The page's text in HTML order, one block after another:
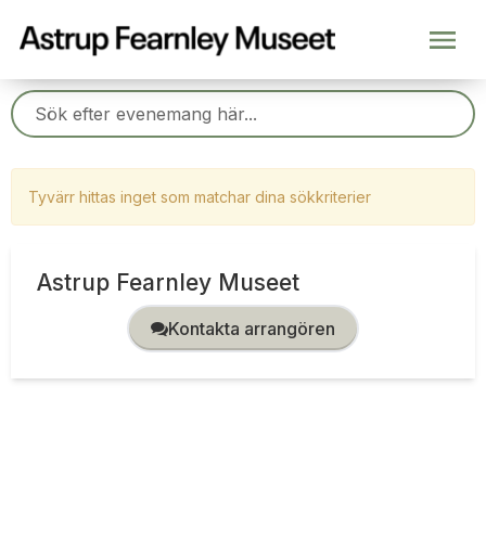
Tyvärr hittas inget som matchar dina sökkriterier
Astrup Fearnley Museet
Kontakta arrangören